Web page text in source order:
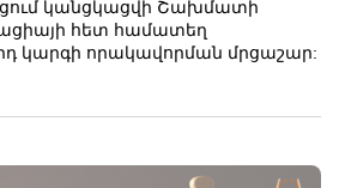
կանցկացվի Շախմատի
հետ համատեղ
կարգի որակավորման մրցաշար: